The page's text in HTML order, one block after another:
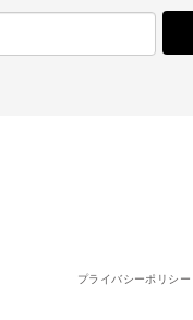
プライバシーポリシー